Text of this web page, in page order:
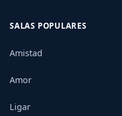
SALAS POPULARES
Amistad
Amor
Ligar